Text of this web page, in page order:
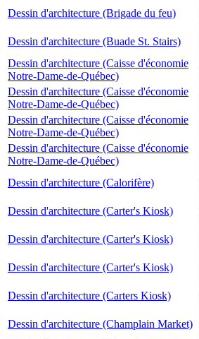
Dessin d'architecture (Brigade du feu)
Dessin d'architecture (Buade St. Stairs)
Dessin d'architecture (Caisse d'économie
Notre-Dame-de-Québec)
Dessin d'architecture (Caisse d'économie
Notre-Dame-de-Québec)
Dessin d'architecture (Caisse d'économie
Notre-Dame-de-Québec)
Dessin d'architecture (Caisse d'économie
Notre-Dame-de-Québec)
Dessin d'architecture (Calorifère)
Dessin d'architecture (Carter's Kiosk)
Dessin d'architecture (Carter's Kiosk)
Dessin d'architecture (Carter's Kiosk)
Dessin d'architecture (Carters Kiosk)
Dessin d'architecture (Champlain Market)